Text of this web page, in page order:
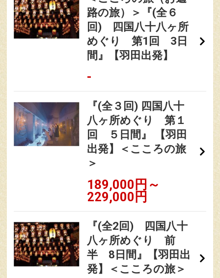
路の旅）＞『(全６
回) 四国八十八ヶ所
めぐり 第1回 3日
間』【羽田出発】
-
『(全３回) 四国八十
八ヶ所めぐり 第１
回 ５日間』 【羽田
出発】＜こころの旅
＞
189,000円～
229,000円
『(全2回) 四国八十
八ヶ所めぐり 前
半 8日間』【羽田出
発】＜こころの旅＞